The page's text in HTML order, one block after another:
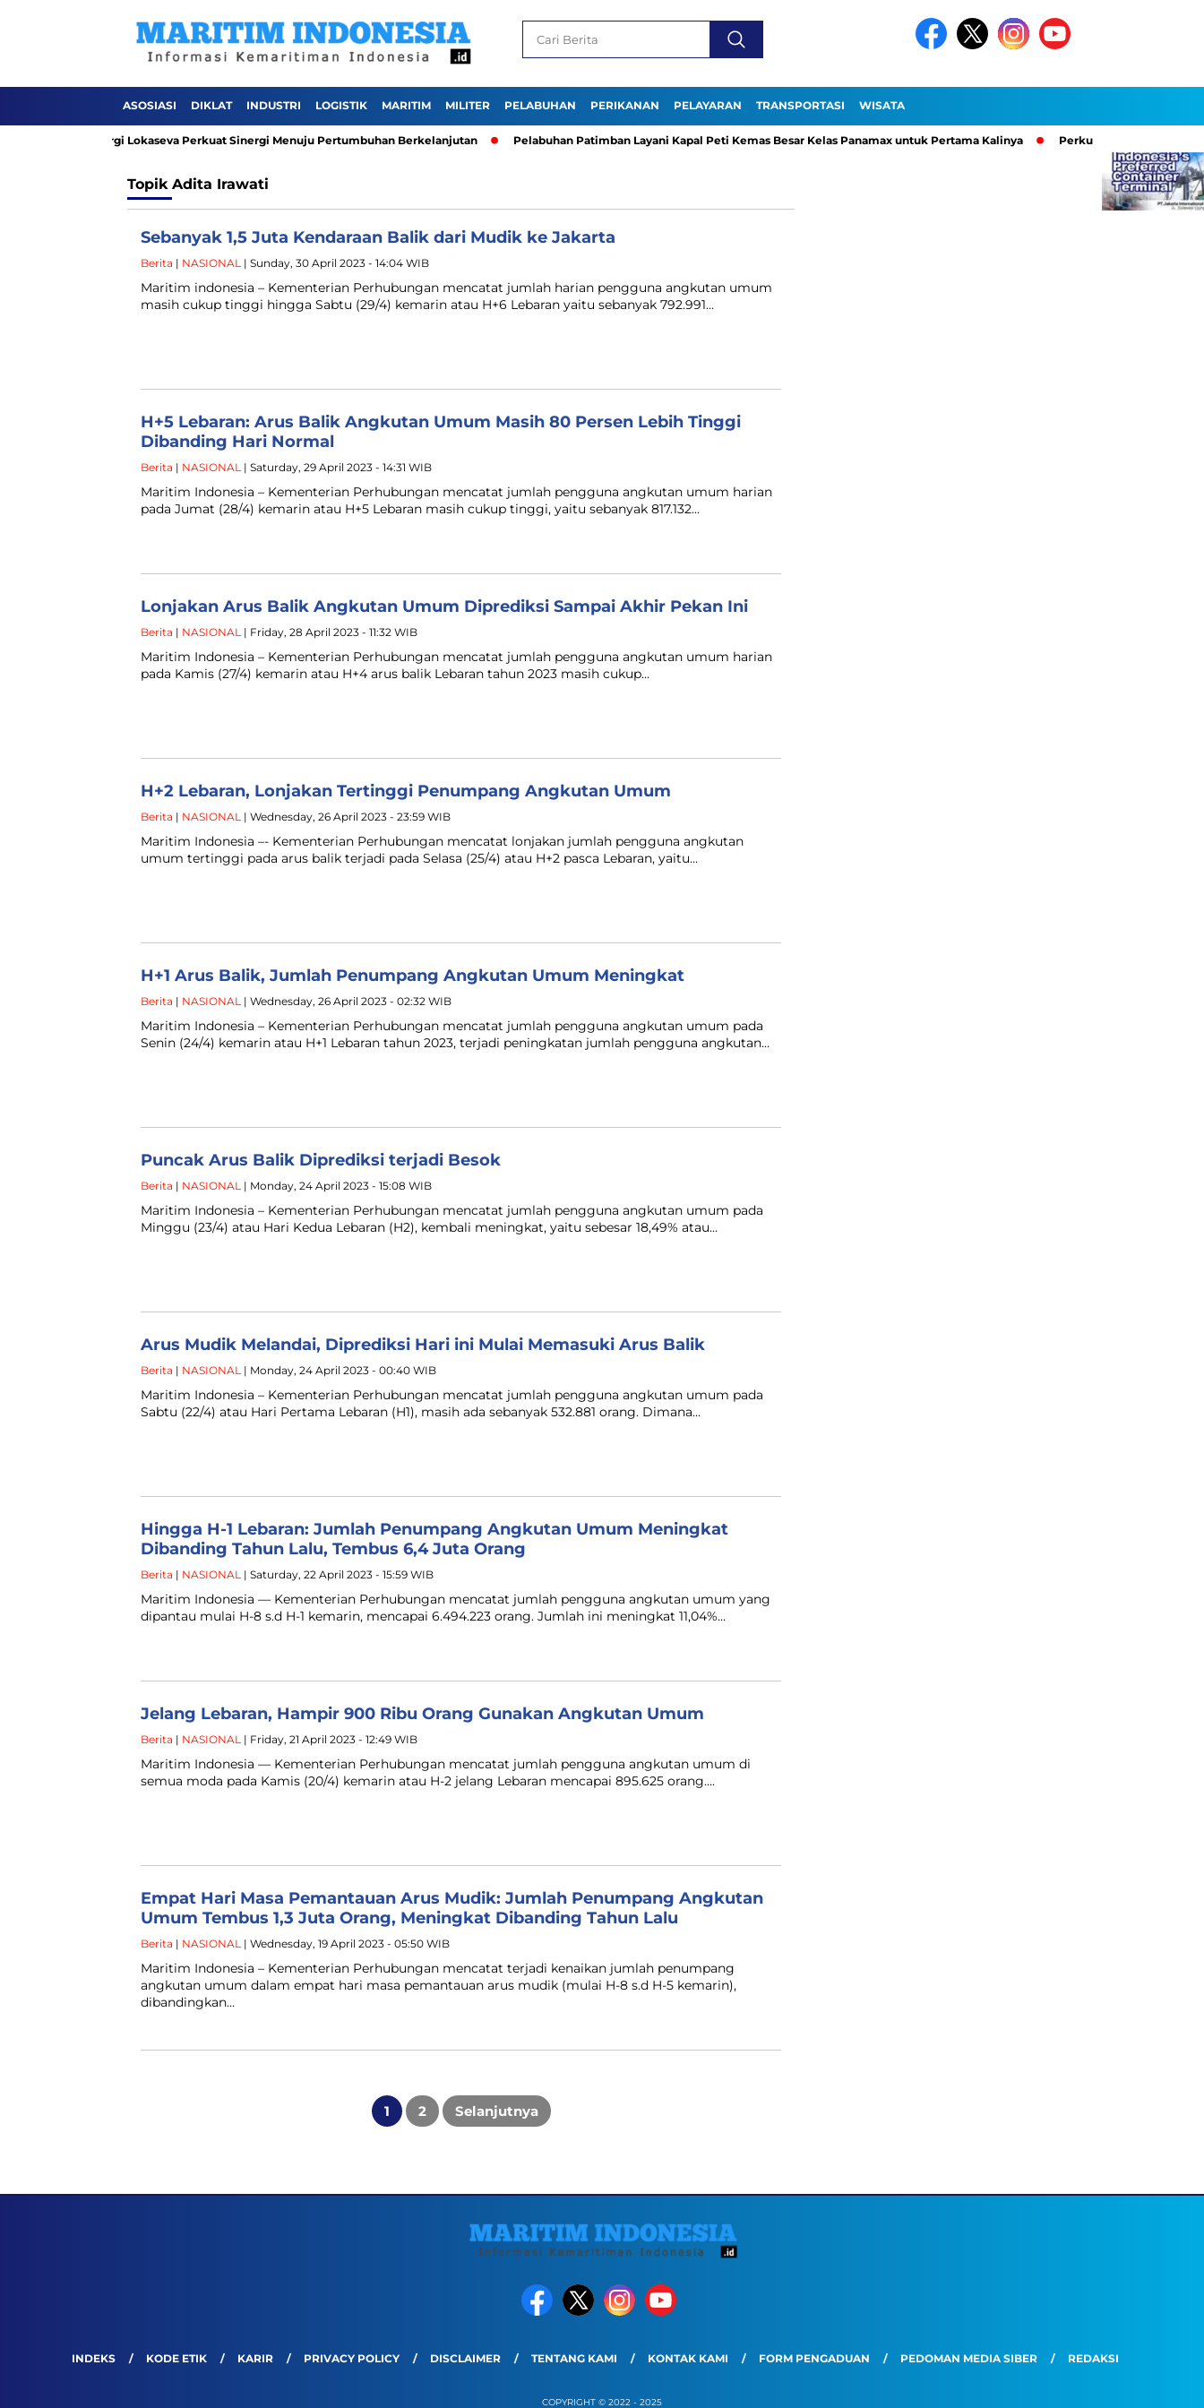
ASOSIASI DIKLAT INDUSTRI LOGISTIK MARITIM MILITER PELABUHAN PERIKANAN PELAYARAN TRANSPORTASI WISATA
Pelindo Sinergi Lokaseva Perkuat Sinergi Menuju Pertumbuhan Berkelanjutan Pelabuhan Patimban Layani Kapal Peti Kemas Besar Kelas Panamax untuk Pertama Kalinya Perkuat Ekosistem Logistik,
Topik Adita Irawati
Sebanyak 1,5 Juta Kendaraan Balik dari Mudik ke Jakarta
Berita | NASIONAL | Sunday, 30 April 2023 - 14:04 WIB
Maritim indonesia – Kementerian Perhubungan mencatat jumlah harian pengguna angkutan umum
masih cukup tinggi hingga Sabtu (29/4) kemarin atau H+6 Lebaran yaitu sebanyak 792.991…
H+5 Lebaran: Arus Balik Angkutan Umum Masih 80 Persen Lebih Tinggi
Dibanding Hari Normal
Berita | NASIONAL | Saturday, 29 April 2023 - 14:31 WIB
Maritim Indonesia – Kementerian Perhubungan mencatat jumlah pengguna angkutan umum harian
pada Jumat (28/4) kemarin atau H+5 Lebaran masih cukup tinggi, yaitu sebanyak 817.132…
Lonjakan Arus Balik Angkutan Umum Diprediksi Sampai Akhir Pekan Ini
Berita | NASIONAL | Friday, 28 April 2023 - 11:32 WIB
Maritim Indonesia – Kementerian Perhubungan mencatat jumlah pengguna angkutan umum harian
pada Kamis (27/4) kemarin atau H+4 arus balik Lebaran tahun 2023 masih cukup…
H+2 Lebaran, Lonjakan Tertinggi Penumpang Angkutan Umum
Berita | NASIONAL | Wednesday, 26 April 2023 - 23:59 WIB
Maritim Indonesia –- Kementerian Perhubungan mencatat lonjakan jumlah pengguna angkutan
umum tertinggi pada arus balik terjadi pada Selasa (25/4) atau H+2 pasca Lebaran, yaitu…
H+1 Arus Balik, Jumlah Penumpang Angkutan Umum Meningkat
Berita | NASIONAL | Wednesday, 26 April 2023 - 02:32 WIB
Maritim Indonesia – Kementerian Perhubungan mencatat jumlah pengguna angkutan umum pada
Senin (24/4) kemarin atau H+1 Lebaran tahun 2023, terjadi peningkatan jumlah pengguna angkutan…
Puncak Arus Balik Diprediksi terjadi Besok
Berita | NASIONAL | Monday, 24 April 2023 - 15:08 WIB
Maritim Indonesia – Kementerian Perhubungan mencatat jumlah pengguna angkutan umum pada
Minggu (23/4) atau Hari Kedua Lebaran (H2), kembali meningkat, yaitu sebesar 18,49% atau…
Arus Mudik Melandai, Diprediksi Hari ini Mulai Memasuki Arus Balik
Berita | NASIONAL | Monday, 24 April 2023 - 00:40 WIB
Maritim Indonesia – Kementerian Perhubungan mencatat jumlah pengguna angkutan umum pada
Sabtu (22/4) atau Hari Pertama Lebaran (H1), masih ada sebanyak 532.881 orang. Dimana…
Hingga H-1 Lebaran: Jumlah Penumpang Angkutan Umum Meningkat
Dibanding Tahun Lalu, Tembus 6,4 Juta Orang
Berita | NASIONAL | Saturday, 22 April 2023 - 15:59 WIB
Maritim Indonesia — Kementerian Perhubungan mencatat jumlah pengguna angkutan umum yang
dipantau mulai H-8 s.d H-1 kemarin, mencapai 6.494.223 orang. Jumlah ini meningkat 11,04%…
Jelang Lebaran, Hampir 900 Ribu Orang Gunakan Angkutan Umum
Berita | NASIONAL | Friday, 21 April 2023 - 12:49 WIB
Maritim Indonesia — Kementerian Perhubungan mencatat jumlah pengguna angkutan umum di
semua moda pada Kamis (20/4) kemarin atau H-2 jelang Lebaran mencapai 895.625 orang….
Empat Hari Masa Pemantauan Arus Mudik: Jumlah Penumpang Angkutan
Umum Tembus 1,3 Juta Orang, Meningkat Dibanding Tahun Lalu
Berita | NASIONAL | Wednesday, 19 April 2023 - 05:50 WIB
Maritim Indonesia – Kementerian Perhubungan mencatat terjadi kenaikan jumlah penumpang
angkutan umum dalam empat hari masa pemantauan arus mudik (mulai H-8 s.d H-5 kemarin),
dibandingkan…
1 2 Selanjutnya
INDEKS KODE ETIK KARIR PRIVACY POLICY DISCLAIMER TENTANG KAMI KONTAK KAMI FORM PENGADUAN PEDOMAN MEDIA SIBER REDAKSI
COPYRIGHT © 2022 - 2025